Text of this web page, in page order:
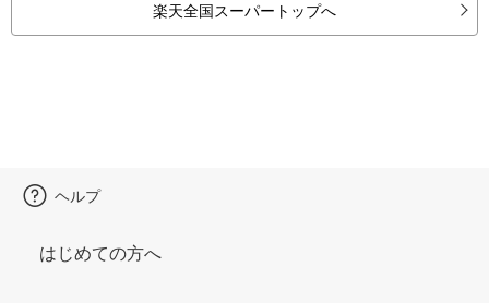
楽天全国スーパートップへ
ヘルプ
はじめての方へ